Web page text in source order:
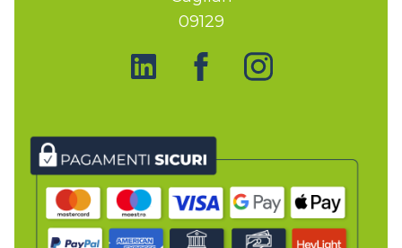
09129